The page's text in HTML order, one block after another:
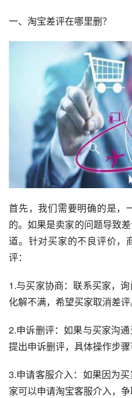
一、淘宝差评在哪里删？
首先，我们需要明确的是，
的。如果是卖家的问题导致
道。针对买家的不良评价，
评：
1.与买家协商：联系买家，
化解不满，希望买家取消差评
2.申诉删评：如果与买家沟
提出申诉删评，具体操作步
3.申请客服介入：如果因为
家可以申请淘宝客服介入，争